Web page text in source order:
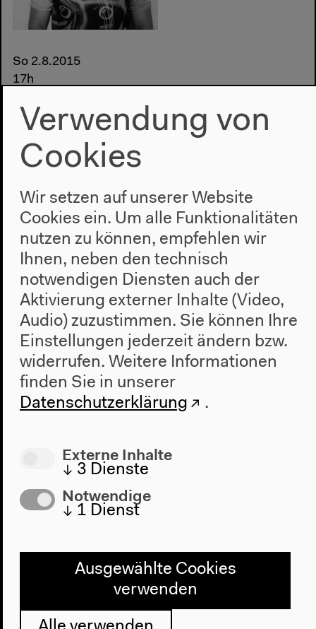
So 2.8.2015
17h
DJ Pawas
Deutschland
Elektronische Musik Festival Indien
Konzert Musik Wasser (...)
Wassermusik: Mother India
Erinnerung Kolonialismus Moderne Portugal
Unterdrückung (...)
Deutschland
Verwendung von
Cookies
Wir setzen auf unserer Website
Cookies ein. Um alle Funktionalitäten
nutzen zu können, empfehlen wir
Ihnen, neben den technisch
notwendigen Diensten auch der
Aktivierung externer Inhalte (Video,
Audio) zuzustimmen. Sie können Ihre
Einstellungen jederzeit ändern bzw.
widerrufen. Weitere Informationen
finden Sie in unserer
Datenschutzerklärung
.
Externe Inhalte
↓ 3 Dienste
Notwendige
↓ 1 Dienst
Ausgewählte Cookies
verwenden